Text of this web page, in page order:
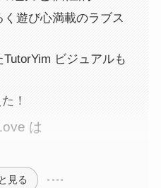
遊び心満載のラブス
ビジュアルも
！
は
見る